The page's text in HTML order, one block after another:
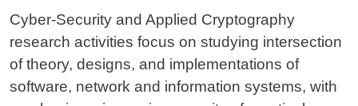
Contenuto
Cyber-Security and Applied Cryptography
research activities focus on studying intersection
of theory, designs, and implementations of
software, network and information systems, with